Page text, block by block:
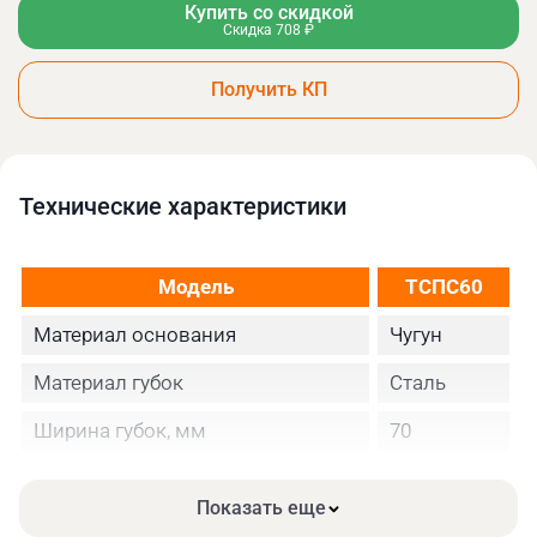
Купить со скидкой
Скидка 708 ₽
Получить КП
Технические xарактеристики
Модель
ТСПС60
Материал основания
Чугун
Материал губок
Сталь
Ширина губок, мм
70
Показать еще